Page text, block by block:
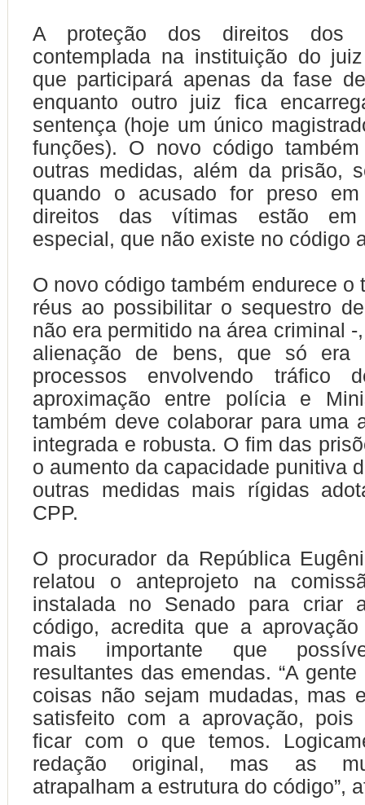
A proteção dos direitos dos
contemplada na instituição do
que participará apenas da fase
enquanto outro juiz fica
sentença (hoje um único
funções). O novo código
outras medidas, além da prisão,
quando o acusado for preso
direitos das vítimas estão
especial, que não existe no código
O novo código também endurece o
réus ao possibilitar o sequestro
não era permitido na área criminal
alienação de bens, que só era
processos envolvendo tráfico
aproximação entre polícia e
também deve colaborar para uma
integrada e robusta. O fim das
o aumento da capacidade punitiva
outras medidas mais rígidas
CPP.
O procurador da República
relatou o anteprojeto na
instalada no Senado para criar
código, acredita que a
mais importante que
resultantes das emendas. “A
coisas não sejam mudadas, mas
satisfeito com a aprovação, pois
ficar com o que temos.
redação original, mas as
atrapalham a estrutura do código”,